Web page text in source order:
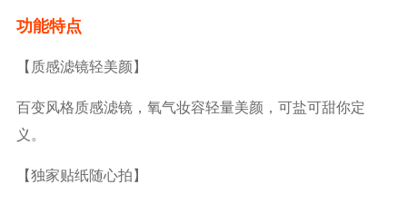
功能特点
【质感滤镜轻美颜】
百变风格质感滤镜，氧气妆容轻量美颜，可盐可甜你定
义。
【独家贴纸随心拍】